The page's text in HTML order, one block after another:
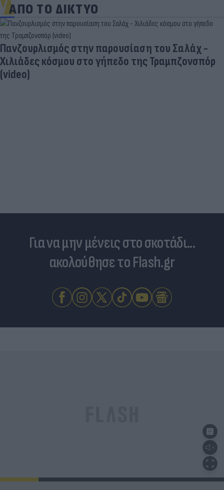
ΑΠΟ ΤΟ ΔΙΚΤΥΟ
Πανζουρλισμός στην παρουσίαση του Σαλάχ -
Χιλιάδες κόσμου στο γήπεδο της Τραμπζονσπόρ
(video)
Για να μην μένεις στο σκοτάδι...
ακολούθησε το Flash.gr